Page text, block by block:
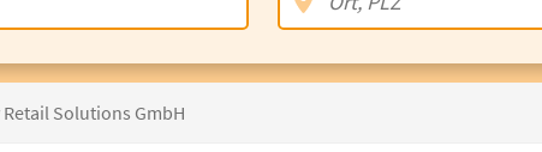
Solutions GmbH